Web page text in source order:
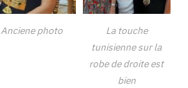
Anciene photo
La touche
tunisienne sur la
robe de droite est
bien